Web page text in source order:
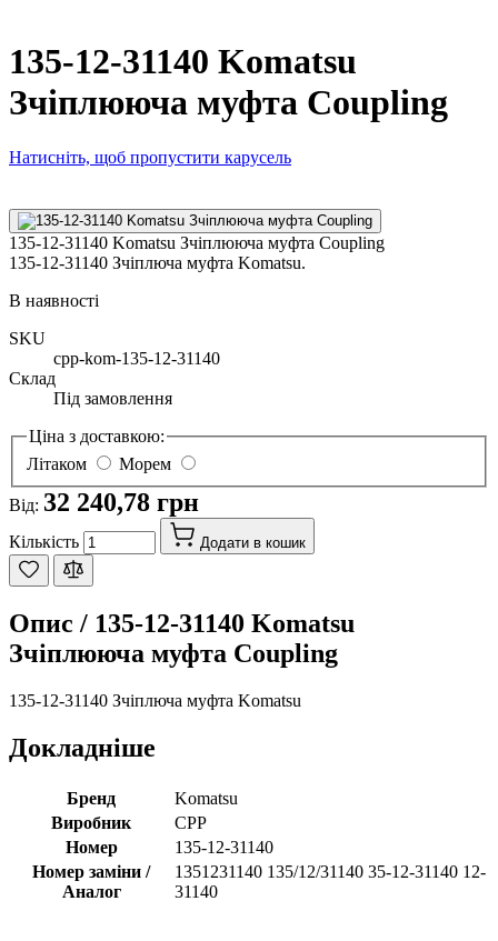
135-12-31140 Komatsu
Зчіплююча муфта Coupling
Натисніть, щоб пропустити карусель
135-12-31140 Komatsu Зчіплююча муфта Coupling
135-12-31140 Зчіплюча муфта Komatsu.
В наявності
SKU
cpp-kom-135-12-31140
Склад
Під замовлення
Ціна з доставкою:
Літаком
Морем
Від: 32 240,78 грн
Кількість Додати в кошик
Опис / 135-12-31140 Komatsu
Зчіплююча муфта Coupling
135-12-31140 Зчіплюча муфта Komatsu
Докладніше
Бренд
Komatsu
Виробник
CPP
Номер
135-12-31140
Номер заміни /
Аналог
1351231140 135/12/31140 35-12-31140 12-
31140